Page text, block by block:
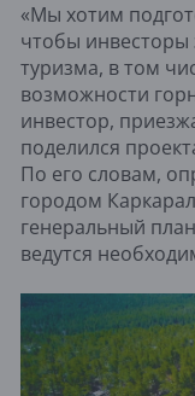
«Мы хотим
чтобы
туризма, в том
возможности
инвестор,
поделился
По его словам,
городом
генеральный
ведутся